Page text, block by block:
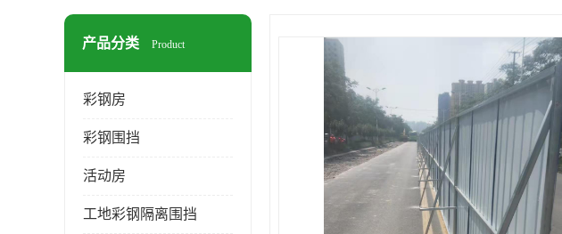
产品分类 Product
彩钢房
彩钢围挡
活动房
工地彩钢隔离围挡